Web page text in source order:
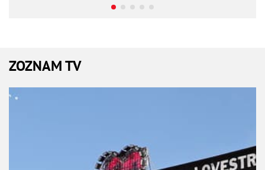
ZOZNAM TV